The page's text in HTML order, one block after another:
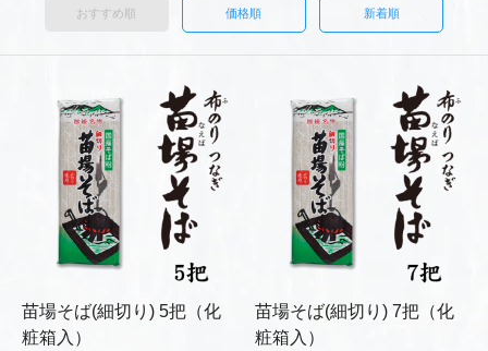
おすすめ順 価格順 新着順
苗場そば(細切り) 5把（化
粧箱入）
苗場そば(細切り) 7把（化
粧箱入）